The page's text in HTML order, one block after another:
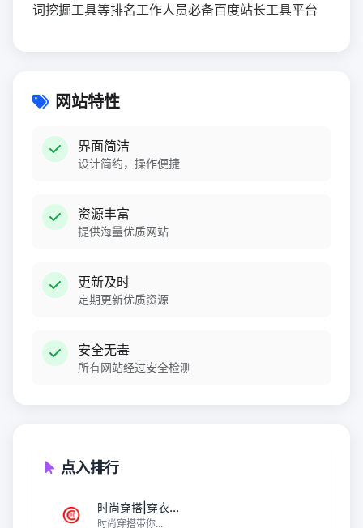
词挖掘工具等排名工作人员必备百度站长工具平台
网站特性
界面简洁
设计简约，操作便捷
资源丰富
提供海量优质网站
更新及时
定期更新优质资源
安全无毒
所有网站经过安全检测
点入排行
时尚穿搭|穿衣...
时尚穿搭带你...